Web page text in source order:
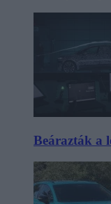
Beárazták a